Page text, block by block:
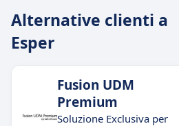
Alternative clienti a
Esper
Fusion UDM
Premium
Soluzione Exclusiva per